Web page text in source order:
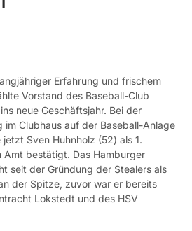
Erfahrung und frischem
Vorstand des Baseball-Club
neue Geschäftsjahr. Bei der
im Clubhaus auf der Baseball-Anlage
Sven Huhnholz (52) als 1.
Amt bestätigt. Das Hamburger
seit der Gründung der Stealers als
der Spitze, zuvor war er bereits
Lokstedt und des HSV